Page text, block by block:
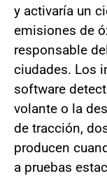
y activaría un
emisiones de
responsable
ciudades. Los
software
volante o la
de tracción,
producen
a pruebas